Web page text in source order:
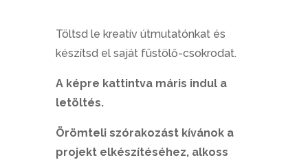
Töltsd le kreatív útmutatónkat és
készítsd el saját füstölő-csokrodat.
A képre kattintva máris indul a
letöltés.
Örömteli szórakozást kívánok a
projekt elkészítéséhez, alkoss